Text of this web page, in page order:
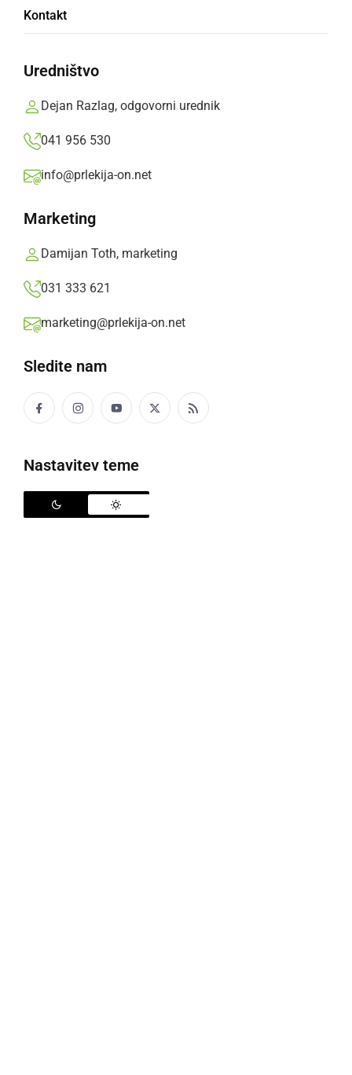
Kontakt
Uredništvo
Dejan Razlag, odgovorni urednik
041 956 530
info@prlekija-on.net
Marketing
Damijan Toth, marketing
031 333 621
marketing@prlekija-on.net
Sledite nam
Nastavitev teme